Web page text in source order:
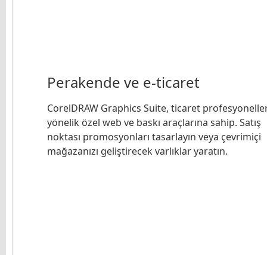
Perakende ve e-ticaret
CorelDRAW Graphics Suite, ticaret
yönelik özel web ve baskı araçlarına sahip. Satış
noktası promosyonları tasarlayın veya çevrimiçi
mağazanızı geliştirecek varlıklar yaratın.